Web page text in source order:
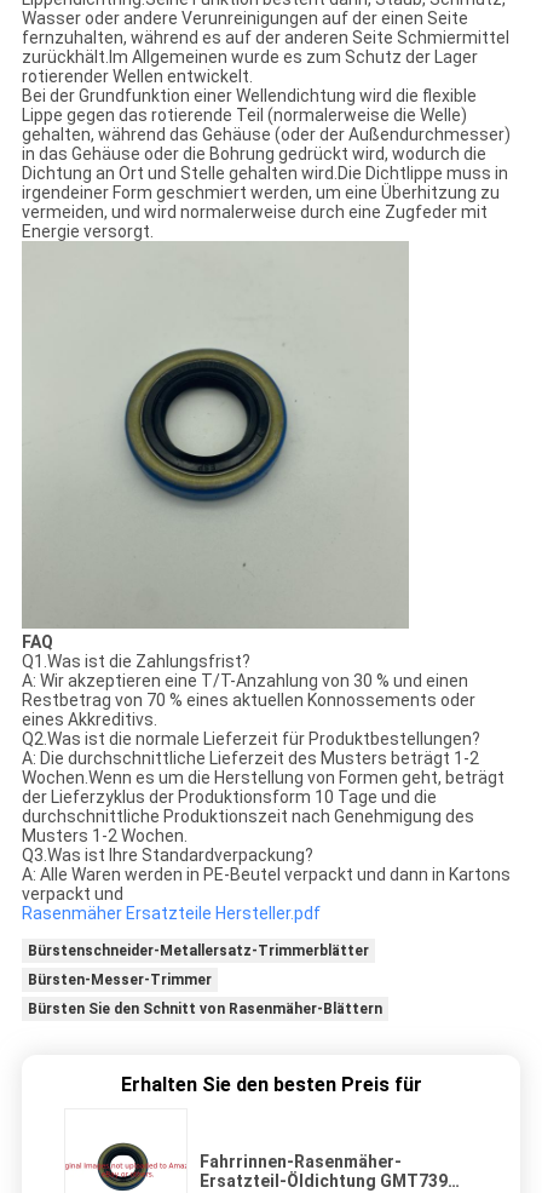
Wasser oder andere Verunreinigungen auf der einen Seite
fernzuhalten, während es auf der anderen Seite Schmiermittel
zurückhält.Im Allgemeinen wurde es zum Schutz der Lager
rotierender Wellen entwickelt.
Bei der Grundfunktion einer Wellendichtung wird die flexible
Lippe gegen das rotierende Teil (normalerweise die Welle)
gehalten, während das Gehäuse (oder der Außendurchmesser)
in das Gehäuse oder die Bohrung gedrückt wird, wodurch die
Dichtung an Ort und Stelle gehalten wird.Die Dichtlippe muss in
irgendeiner Form geschmiert werden, um eine Überhitzung zu
vermeiden, und wird normalerweise durch eine Zugfeder mit
Energie versorgt.
FAQ
Q1.Was ist die Zahlungsfrist?
A: Wir akzeptieren eine T/T-Anzahlung von 30 % und einen
Restbetrag von 70 % eines aktuellen Konnossements oder
eines Akkreditivs.
Q2.Was ist die normale Lieferzeit für Produktbestellungen?
A: Die durchschnittliche Lieferzeit des Musters beträgt 1-2
Wochen.Wenn es um die Herstellung von Formen geht, beträgt
der Lieferzyklus der Produktionsform 10 Tage und die
durchschnittliche Produktionszeit nach Genehmigung des
Musters 1-2 Wochen.
Q3.Was ist Ihre Standardverpackung?
A: Alle Waren werden in PE-Beutel verpackt und dann in Kartons
verpackt und
Rasenmäher Ersatzteile Hersteller.pdf
Bürstenschneider-Metallersatz-Trimmerblätter
Bürsten-Messer-Trimmer
Bürsten Sie den Schnitt von Rasenmäher-Blättern
Erhalten Sie den besten Preis für
Fahrrinnen-Rasenmäher-
Ersatzteil-Öldichtung GMT739